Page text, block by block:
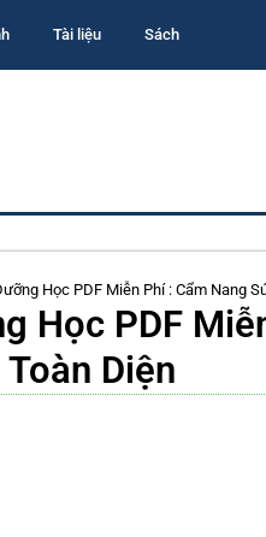
Tài liệu Sách
Học PDF Miễn Phí : Cẩm Nang
Học PDF
Diện